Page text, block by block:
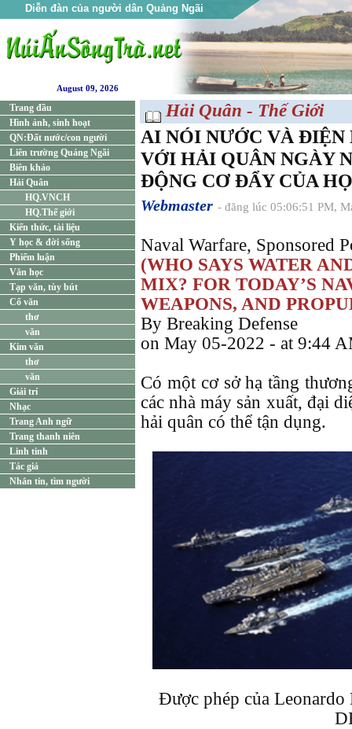
Diễn đàn của người dân Quảng Ngãi
August 09, 2026
Trang đầu
Hình ảnh, sinh hoạt
QN:Đất nước/con người
Liên trường Quảng Ngãi
Biên khảo
Hải Quân
HQ.VNCH
HQ.Thế giới
Kiến thức, tài liệu
Y học & đời sống
Phiếm luận
Văn học
Tạp văn, tùy bút
Cổ văn
thơ
văn
Kim văn
thơ
văn
Giải trí
Nhạc
Trang Anh ngữ
Trang thanh niên
Linh tinh
Tác giả
Nhắn tin, tìm người
Hải Quân - Thế Giới
AI NÓI NƯỚC VÀ
VỚI HẢI QUÂN NGÀY
ĐỘNG CƠ ĐẨY CỦA
Webmaster - đăng lúc 05:06:51 PM,
Naval Warfare, Sponsored
(WHO SAYS WATER
MIX? FOR TODAY’S
WEAPONS, AND
By Breaking Defense
on May 05-2022 - at 9:44
Có một cơ sở hạ tầng
các nhà máy sản xuất, đại
hải quân có thể tận dụng.
Được phép của